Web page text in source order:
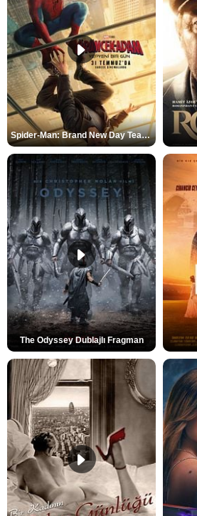
Spider-Man: Brand New Day Teaser
The Odyssey Dublajlı Fragman